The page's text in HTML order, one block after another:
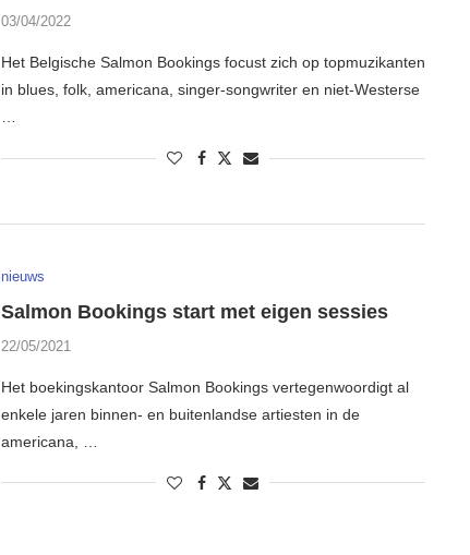
03/04/2022
Het Belgische Salmon Bookings focust zich op topmuzikanten
in blues, folk, americana, singer-songwriter en niet-Westerse
…
nieuws
Salmon Bookings start met eigen sessies
22/05/2021
Het boekingskantoor Salmon Bookings vertegenwoordigt al
enkele jaren binnen- en buitenlandse artiesten in de
americana, …